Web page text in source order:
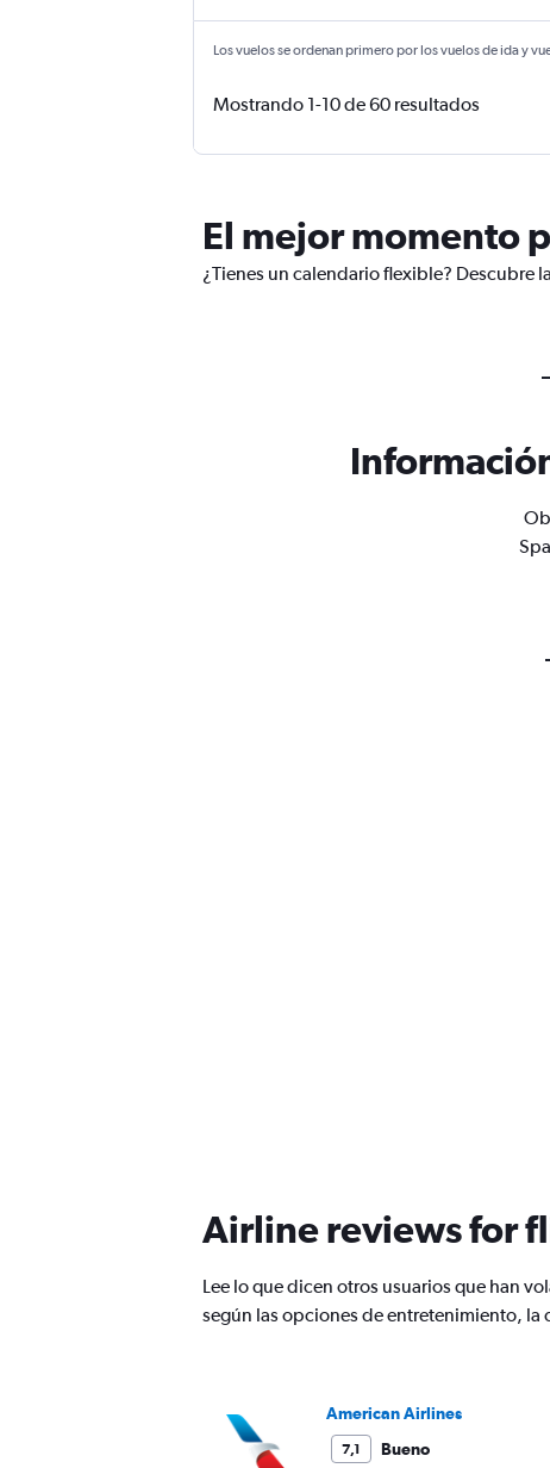
Los vuelos se ordenan primero por los vuelos de ida y
Mostrando 1-10 de 60 resultados
El mejor momento
¿Tienes un calendario flexible? Descubre
Airline reviews for
Lee lo que dicen otros usuarios que han
según las opciones de entretenimiento,
American Airlines
7,1 Bueno